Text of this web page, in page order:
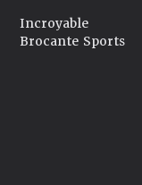
Incroyable
Brocante Sports